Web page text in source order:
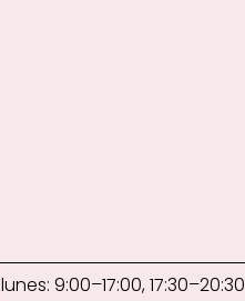
lunes: 9:00–17:00, 17:30–20:30